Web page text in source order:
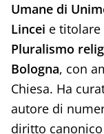
Umane di
Lincei e titolare
Pluralismo
Bologna, con
Chiesa. Ha
autore di
diritto